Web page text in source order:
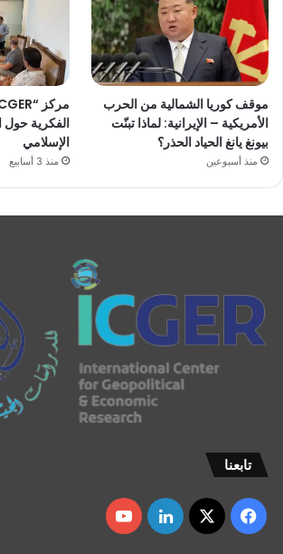
موقف كوريا الشمالية من الحرب
الأمريكية – الإيرانية: لماذا تبنّت
بيونغ يانغ الحياد الحذر؟
منذ أسبوعين
الفكرية حول
الإسلامي
منذ 3 أسابيع
تابعنا
فيسبوك
‫X لينكدإن‫YouTube